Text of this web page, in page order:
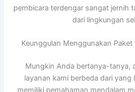
pembicara terdengar sangat jernih
dari lingkungan
Keunggulan Menggunakan
Mungkin Anda bertanya-tanya,
layanan kami berbeda dari yang
memiliki pemahaman mendalam